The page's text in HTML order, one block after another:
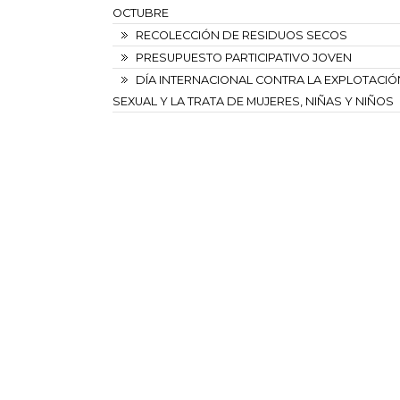
OCTUBRE
RECOLECCIÓN DE RESIDUOS SECOS
PRESUPUESTO PARTICIPATIVO JOVEN
DÍA INTERNACIONAL CONTRA LA
SEXUAL Y LA TRATA DE MUJERES, NIÑAS Y NIÑOS